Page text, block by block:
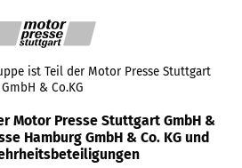
ist Teil der Motor Presse Stuttgart
GmbH & Co.KG
Motor Presse Stuttgart GmbH &
Hamburg GmbH & Co. KG und